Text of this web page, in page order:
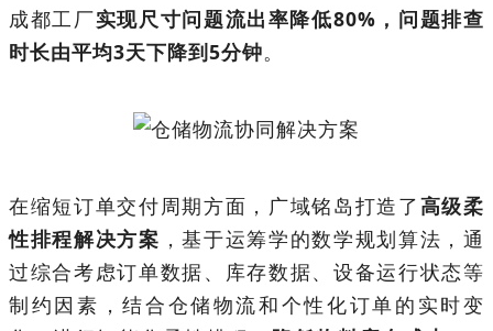
成都工厂实现尺寸问题流出率降低80%，问题排查
时长由平均3天下降到5分钟。
在缩短订单交付周期方面，广域铭岛打造了高级柔
性排程解决方案 ，基于运筹学的数学规划算法，通
过综合考虑订单数据、库存数据、设备运行状态等
制约因素，结合仓储物流和个性化订单的实时变